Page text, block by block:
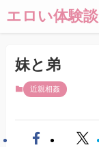
エロい体験談
妹と弟
近親相姦